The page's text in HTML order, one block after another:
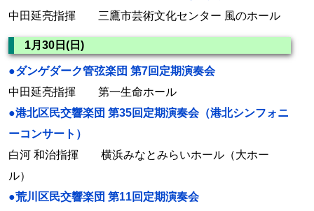
中田延亮指揮 三鷹市芸術文化センター 風のホール
1月30日(日)
●ダンゲダーク管弦楽団 第7回定期演奏会
中田延亮指揮 第一生命ホール
●港北区民交響楽団 第35回定期演奏会（港北シンフォニ
ーコンサート）
白河 和治指揮 横浜みなとみらいホール（大ホー
ル）
●荒川区民交響楽団 第11回定期演奏会